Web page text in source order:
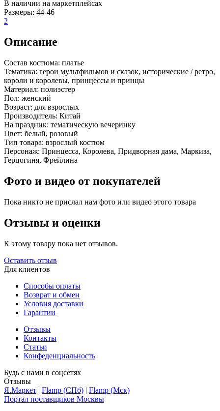
В наличии на маркетплейсах
Размеры: 44-46
2
Описание
Состав костюма: платье
Тематика: герои мультфильмов и сказок, исторические / ретро,
короли и королевы, принцессы и принцы
Материал: полиэстер
Пол: женский
Возраст: для взрослых
Производитель: Китай
На праздник: тематическую вечеринку
Цвет: белый, розовый
Тип товара: взрослый костюм
Персонаж: Принцесса, Королева, Придворная дама, Маркиза,
Герцогиня, Фрейлина
Фото и видео от покупателей
Пока никто не прислал нам фото или видео этого товара
Отзывы и оценки
К этому товару пока нет отзывов.
Оставить отзыв
Для клиентов
Способы оплаты
Возврат и обмен
Условия доставки
Гарантии
Отзывы
Контакты
Статьи
Конфеденциальность
Будь с нами в соцсетях
Отзывы
Я.Маркет | Flamp (СПб) | Flamp (Мск)
Портал поставщиков Москвы